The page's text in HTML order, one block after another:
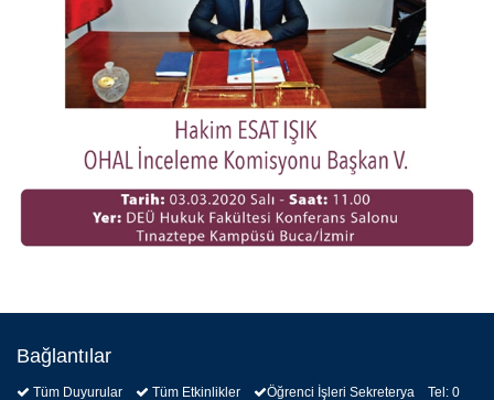
Bağlantılar
Tüm Duyurular Tüm Etkinlikler Öğrenci İşleri Sekreterya Tel: 0